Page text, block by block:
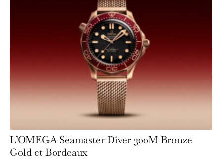
L’OMEGA Seamaster Diver 300M Bronze
Gold et Bordeaux